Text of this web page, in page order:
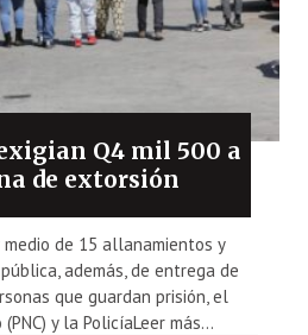
Q4 mil 500 a
de extorsión
de 15 allanamientos y
además, de entrega de
que guardan prisión, el
y la PolicíaLeer más...